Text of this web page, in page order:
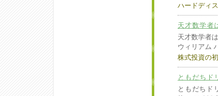
ハードディ
天才数学者
天才数学者
ウィリアム
株式投資の
ともだちド
ともだちド